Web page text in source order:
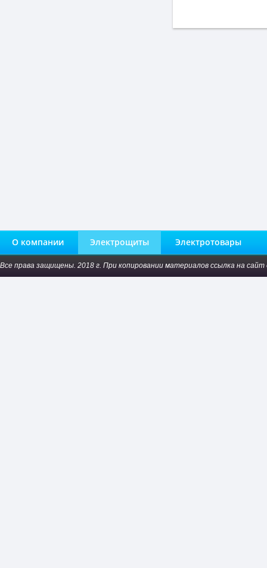
О компании Электрощиты Электротовары
Все права защищены. 2018 г. При копировании материалов ссылка на сайт